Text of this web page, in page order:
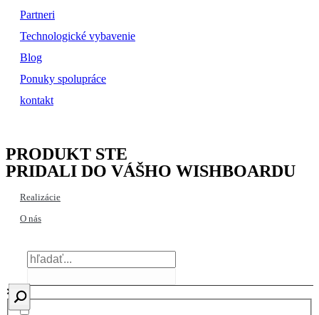
Partneri
Technologické vybavenie
Blog
Ponuky spolupráce
kontakt
PRODUKT STE
PRIDALI DO VÁŠHO WISHBOARDU
Realizácie
O nás